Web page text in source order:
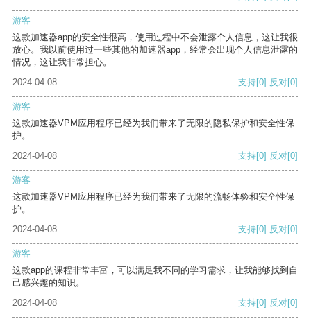
游客
这款加速器app的安全性很高，使用过程中不会泄露个人信息，这让我很
放心。我以前使用过一些其他的加速器app，经常会出现个人信息泄露的
情况，这让我非常担心。
2024-04-08
支持[0] 反对[0]
游客
这款加速器VPM应用程序已经为我们带来了无限的隐私保护和安全性保
护。
2024-04-08
支持[0] 反对[0]
游客
这款加速器VPM应用程序已经为我们带来了无限的流畅体验和安全性保
护。
2024-04-08
支持[0] 反对[0]
游客
这款app的课程非常丰富，可以满足我不同的学习需求，让我能够找到自
己感兴趣的知识。
2024-04-08
支持[0] 反对[0]